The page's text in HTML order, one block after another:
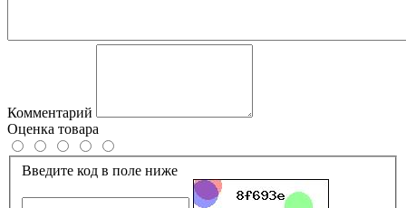
Комментарий
Оценка товара
Введите код в поле ниже